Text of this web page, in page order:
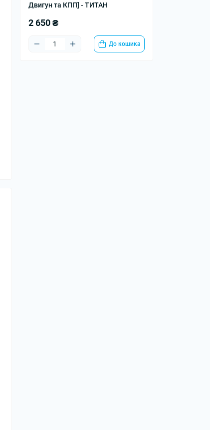
Двигун та КПП] - ТИТАН
2 650 ₴
До кошика